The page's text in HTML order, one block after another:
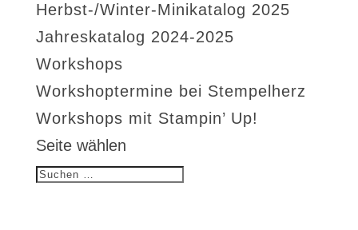
Herbst-/Winter-Minikatalog 2025
Jahreskatalog 2024-2025
Workshops
Workshoptermine bei Stempelherz
Workshops mit Stampin’ Up!
Seite wählen